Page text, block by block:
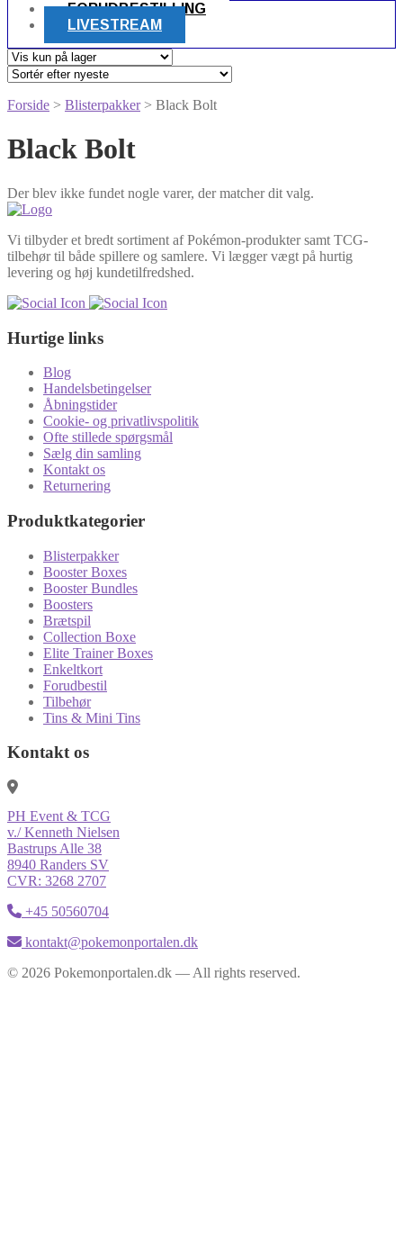
FORUDBESTILLING
LIVESTREAM
Forside > Blisterpakker> Black Bolt
Black Bolt
Der blev ikke fundet nogle varer, der matcher dit valg.
Vi tilbyder et bredt sortiment af Pokémon-produkter samt TCG-
tilbehør til både spillere og samlere. Vi lægger vægt på hurtig
levering og høj kundetilfredshed.
Hurtige links
Blog
Handelsbetingelser
Åbningstider
Cookie- og privatlivspolitik
Ofte stillede spørgsmål
Sælg din samling
Kontakt os
Returnering
Produktkategorier
Blisterpakker
Booster Boxes
Booster Bundles
Boosters
Brætspil
Collection Boxe
Elite Trainer Boxes
Enkeltkort
Forudbestil
Tilbehør
Tins & Mini Tins
Kontakt os
PH Event & TCG
v./ Kenneth Nielsen
Bastrups Alle 38
8940 Randers SV
CVR: 3268 2707
+45 50560704
kontakt@pokemonportalen.dk
© 2026 Pokemonportalen.dk — All rights reserved.